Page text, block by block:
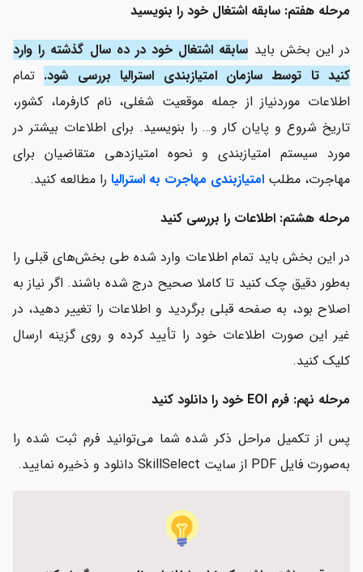
مرحله هفتم: سابقه اشتغال خود را بنویسید
در این بخش باید سابقه اشتغال خود در ده سال گذشته را وارد
کنید تا توسط سازمان امتیازبندی استرالیا بررسی شود. تمام
اطلاعات موردنیاز از جمله موقعیت شغلی، نام کارفرما، کشور،
تاریخ شروع و پایان کار و… را بنویسید. برای اطلاعات بیشتر در
مورد سیستم امتیازبندی و نحوه امتیازدهی متقاضیان برای
مهاجرت، مطلب امتیازبندی مهاجرت به استرالیا را مطالعه کنید.
مرحله هشتم: اطلاعات را بررسی کنید
در این بخش باید تمام اطلاعات وارد شده طی بخش‌های قبلی را
به‌طور دقیق چک کنید تا کاملا صحیح درج شده باشند. اگر نیاز به
اصلاح بود، به صفحه قبلی برگردید و اطلاعات را تغییر دهید، در
غیر این صورت اطلاعات خود را تأیید کرده و روی گزینه ارسال
کلیک کنید.
مرحله نهم: فرم EOI خود را دانلود کنید
پس از تکمیل مراحل ذکر شده شما می‌توانید فرم ثبت شده را
به‌صورت فایل PDF از سایت SkillSelect دانلود و ذخیره نمایید.